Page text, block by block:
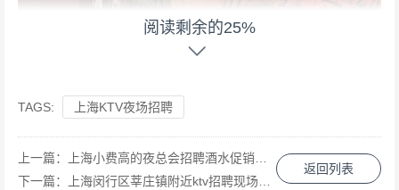
阅读剩余的25%
TAGS: 上海KTV夜场招聘
返回列表
上一篇：
上海小费高的夜总会招聘酒水促销员,招聘微信多少
下一篇：
上海闵行区莘庄镇附近ktv招聘现场DJ,(不用交台费)